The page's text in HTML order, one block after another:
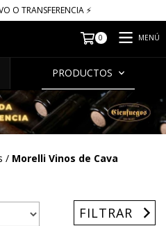
O TRANSFERENCIA ⚡​
0 MENÚ
PRODUCTOS
/ Morelli Vinos de Cava
FILTRAR